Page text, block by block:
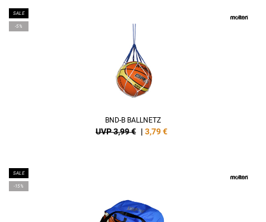
SALE
-5%
BND-B BALLNETZ
UVP 3,99 € | 3,79€
SALE
-15%